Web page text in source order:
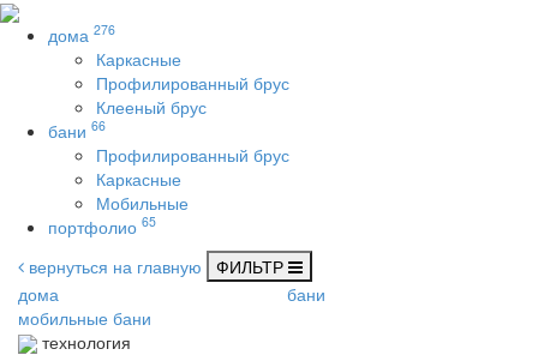
дома 276
Каркасные
Профилированный брус
Клееный брус
бани 66
Профилированный брус
Каркасные
Мобильные
портфолио 65
вернуться на главную
ФИЛЬТР
дома
бани
мобильные бани
технология